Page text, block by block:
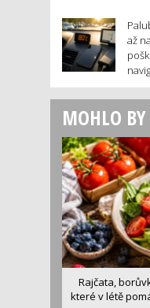
až
MOHLO
Rajčata,
které v létě